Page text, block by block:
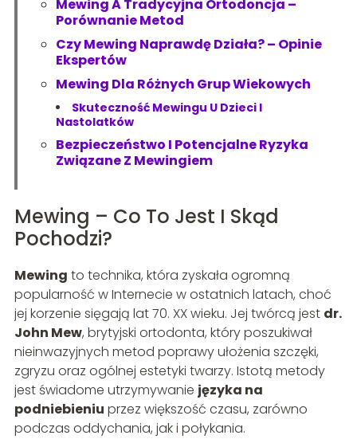
Mewing A Tradycyjna Ortodoncja –
Porównanie Metod
Czy Mewing Naprawdę Działa? – Opinie
Ekspertów
Mewing Dla Różnych Grup Wiekowych
Skuteczność Mewingu U Dzieci I
Nastolatków
Bezpieczeństwo I Potencjalne Ryzyka
Związane Z Mewingiem
Mewing – Co To Jest I Skąd
Pochodzi?
Mewing to technika, która zyskała ogromną
popularność w Internecie w ostatnich latach, choć
jej korzenie sięgają lat 70. XX wieku. Jej twórcą jest dr.
John Mew, brytyjski ortodonta, który poszukiwał
nieinwazyjnych metod poprawy ułożenia szczęki,
zgryzu oraz ogólnej estetyki twarzy. Istotą metody
jest świadome utrzymywanie języka na
podniebieniu przez większość czasu, zarówno
podczas oddychania, jak i połykania.